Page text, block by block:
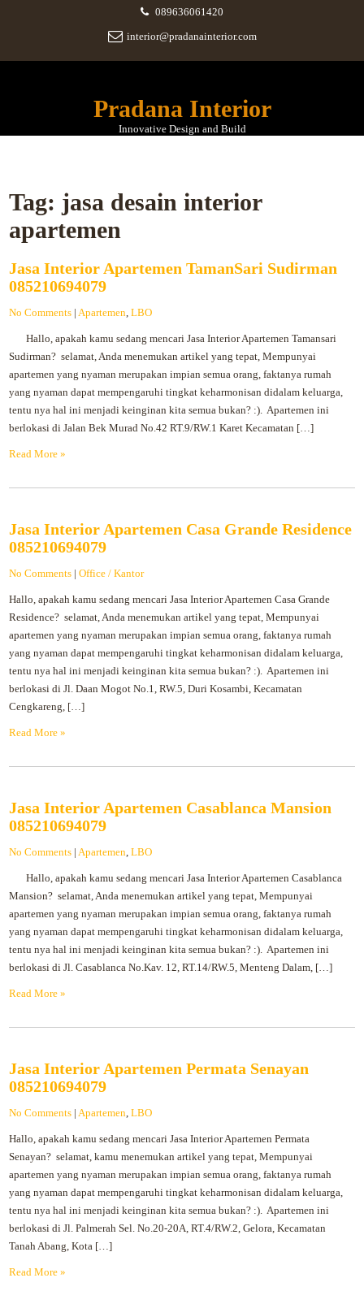
089636061420
interior@pradanainterior.com
Pradana Interior
Innovative Design and Build
Tag: jasa desain interior
apartemen
Jasa Interior Apartemen TamanSari Sudirman
085210694079
No Comments |Apartemen,LBO
Hallo, apakah kamu sedang mencari Jasa Interior Apartemen Tamansari
Sudirman? selamat, Anda menemukan artikel yang tepat, Mempunyai
apartemen yang nyaman merupakan impian semua orang, faktanya rumah
yang nyaman dapat mempengaruhi tingkat keharmonisan didalam keluarga,
tentu nya hal ini menjadi keinginan kita semua bukan? :). Apartemen ini
berlokasi di Jalan Bek Murad No.42 RT.9/RW.1 Karet Kecamatan […]
Read More »
Jasa Interior Apartemen Casa Grande Residence
085210694079
No Comments |Office / Kantor
Hallo, apakah kamu sedang mencari Jasa Interior Apartemen Casa Grande
Residence? selamat, Anda menemukan artikel yang tepat, Mempunyai
apartemen yang nyaman merupakan impian semua orang, faktanya rumah
yang nyaman dapat mempengaruhi tingkat keharmonisan didalam keluarga,
tentu nya hal ini menjadi keinginan kita semua bukan? :). Apartemen ini
berlokasi di Jl. Daan Mogot No.1, RW.5, Duri Kosambi, Kecamatan
Cengkareng, […]
Read More »
Jasa Interior Apartemen Casablanca Mansion
085210694079
No Comments |Apartemen,LBO
Hallo, apakah kamu sedang mencari Jasa Interior Apartemen Casablanca
Mansion? selamat, Anda menemukan artikel yang tepat, Mempunyai
apartemen yang nyaman merupakan impian semua orang, faktanya rumah
yang nyaman dapat mempengaruhi tingkat keharmonisan didalam keluarga,
tentu nya hal ini menjadi keinginan kita semua bukan? :). Apartemen ini
berlokasi di Jl. Casablanca No.Kav. 12, RT.14/RW.5, Menteng Dalam, […]
Read More »
Jasa Interior Apartemen Permata Senayan
085210694079
No Comments |Apartemen,LBO
Hallo, apakah kamu sedang mencari Jasa Interior Apartemen Permata
Senayan? selamat, kamu menemukan artikel yang tepat, Mempunyai
apartemen yang nyaman merupakan impian semua orang, faktanya rumah
yang nyaman dapat mempengaruhi tingkat keharmonisan didalam keluarga,
tentu nya hal ini menjadi keinginan kita semua bukan? :). Apartemen ini
berlokasi di Jl. Palmerah Sel. No.20-20A, RT.4/RW.2, Gelora, Kecamatan
Tanah Abang, Kota […]
Read More »